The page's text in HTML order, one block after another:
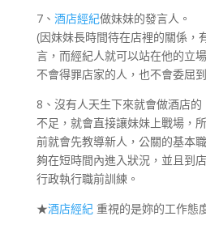
7、 酒店經紀做妹妹的發言人。
(因妹妹長時間待在店裡的關係，
言，而經紀人就可以站在他的立
不會得罪店家的人，也不會委屈
8、沒有人天生下來就會做酒店
不足，就會直接讓妹妹上戰場，
前就會先教導新人，公關的基本
夠在短時間內進入狀況，並且到
行政執行職前訓練。
★酒店經紀重視的是妳的工作態